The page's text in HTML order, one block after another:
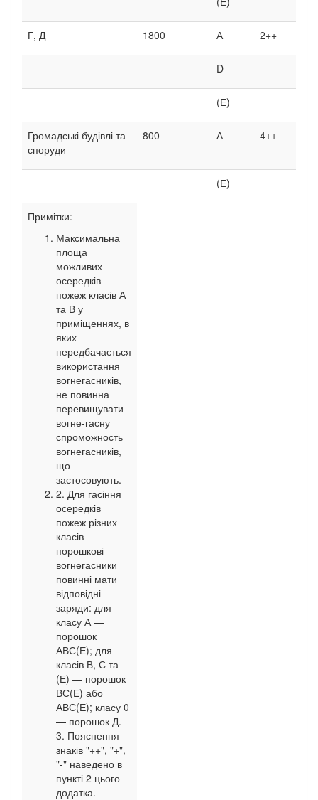
Г, Д 1800 А 2++
D
(Е)
Громадські будівлі та
споруди
800 А 4++
(Е)
Примітки:
Максимальна
площа
можливих
осередків
пожеж класів А
та В у
приміщеннях, в
яких
передбачається
використання
вогнегасників,
не повинна
перевищувати
вогне-гасну
спроможность
вогнегасників,
що
застосовують.
2. Для гасіння
осередків
пожеж різних
класів
порошкові
вогнегасники
повинні мати
відповідні
заряди: для
класу А —
порошок
АВС(Е); для
класів В, С та
(Е) — порошок
ВС(Е) або
АВС(Е); класу 0
— порошок Д.
3. Пояснення
знаків "++", "+",
"-" наведено в
пункті 2 цього
додатка.